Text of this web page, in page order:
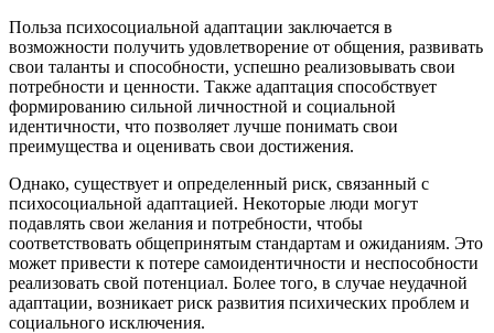
Польза психосоциальной адаптации заключается в
возможности получить удовлетворение от общения, развивать
свои таланты и способности, успешно реализовывать свои
потребности и ценности. Также адаптация способствует
формированию сильной личностной и социальной
идентичности, что позволяет лучше понимать свои
преимущества и оценивать свои достижения.
Однако, существует и определенный риск, связанный с
психосоциальной адаптацией. Некоторые люди могут
подавлять свои желания и потребности, чтобы
соответствовать общепринятым стандартам и ожиданиям. Это
может привести к потере самоидентичности и неспособности
реализовать свой потенциал. Более того, в случае неудачной
адаптации, возникает риск развития психических проблем и
социального исключения.